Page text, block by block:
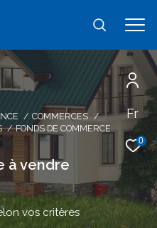
Fr
0
COMMERCES
FONDS DE COMMERCE
à vendre
vos critères
à vos